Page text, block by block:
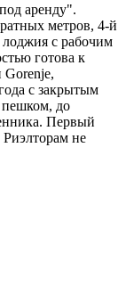
аренду".
метров, 4-й
лоджия с рабочим
готова к
Gorenje,
с закрытым
пешком, до
Первый
Риэлторам не